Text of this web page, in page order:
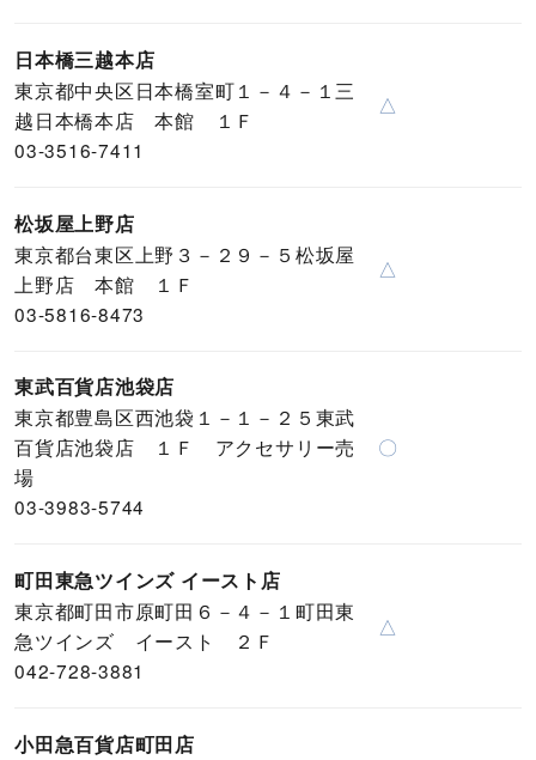
日本橋三越本店
東京都中央区日本橋室町１－４－１三
越日本橋本店 本館 １Ｆ
03-3516-7411
△
松坂屋上野店
東京都台東区上野３－２９－５松坂屋
上野店 本館 １Ｆ
03-5816-8473
△
東武百貨店池袋店
東京都豊島区西池袋１－１－２５東武
百貨店池袋店 １Ｆ アクセサリー売
場
03-3983-5744
〇
町田東急ツインズ イースト店
東京都町田市原町田６－４－１町田東
急ツインズ イースト ２Ｆ
042-728-3881
△
小田急百貨店町田店